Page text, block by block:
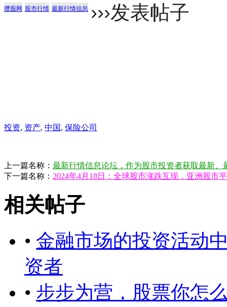
攒股网 ›
股市行情 ›
最新行情信息 ›发表帖子
投资, 资产, 中国, 保险公司
上一篇名称： 最新行情信息论坛，作为股市投资者获取最新、
下一篇名称： 2024年4月18日：全球股市涨跌互现，亚洲股市
相关帖子
• 金融市场的投资活动
资者
• 步步为营，股票你怎